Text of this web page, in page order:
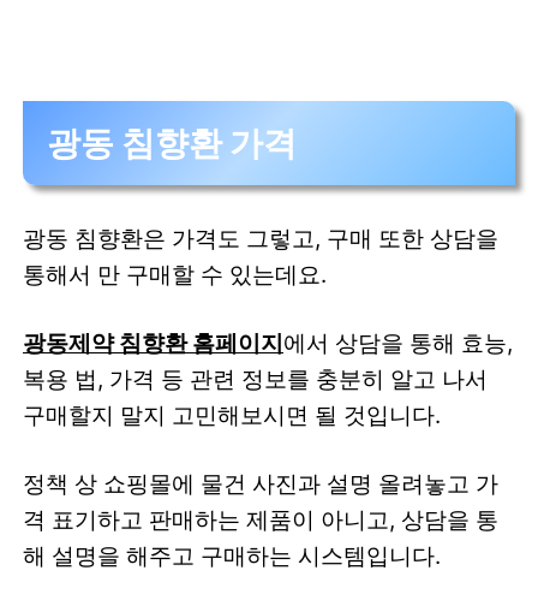
광동 침향환 가격
광동 침향환은 가격도 그렇고, 구매 또한 상담을
통해서 만 구매할 수 있는데요.
광동제약 침향환 홈페이지 에서 상담을 통해 효능,
복용 법, 가격 등 관련 정보를 충분히 알고 나서
구매할지 말지 고민해보시면 될 것입니다.
정책 상 쇼핑몰에 물건 사진과 설명 올려놓고 가
격 표기하고 판매하는 제품이 아니고, 상담을 통
해 설명을 해주고 구매하는 시스템입니다.